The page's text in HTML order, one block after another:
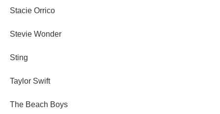
Stacie Orrico
Stevie Wonder
Sting
Taylor Swift
The Beach Boys